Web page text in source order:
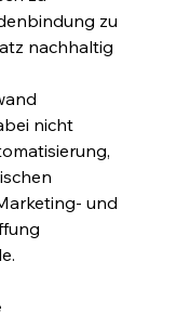
zu
nachhaltig
nicht
und